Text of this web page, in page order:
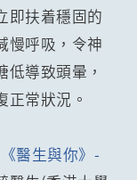
即扶着穩固的
慢呼吸，令神
導致頭暈，
正常狀況。
《醫生與你》-